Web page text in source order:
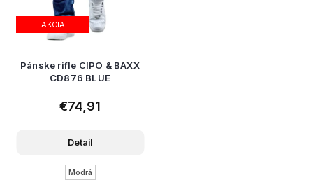
AKCIA
Pánske rifle CIPO & BAXX
CD876 BLUE
€74,91
Detail
Modrá